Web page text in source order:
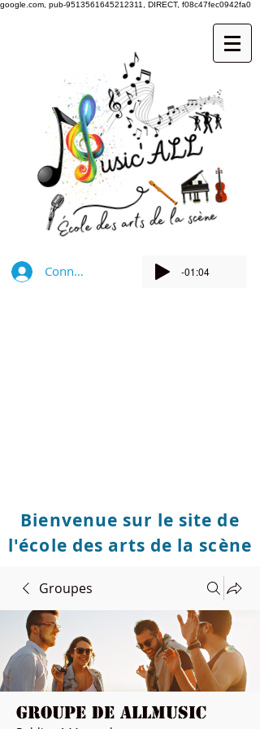
google.com, pub-9513561645212311, DIRECT, f08c47fec0942fa0
Connexion -01:04
Bienvenue sur le site de
l'école des arts de la scène
Groupes
Groupe de Allmusic